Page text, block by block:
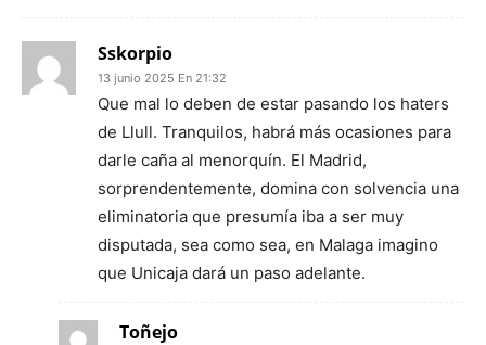
Sskorpio
13 junio 2025 En 21:32
Que mal lo deben de estar pasando los haters
de Llull. Tranquilos, habrá más ocasiones para
darle caña al menorquín. El Madrid,
sorprendentemente, domina con solvencia una
eliminatoria que presumía iba a ser muy
disputada, sea como sea, en Malaga imagino
que Unicaja dará un paso adelante.
Toñejo